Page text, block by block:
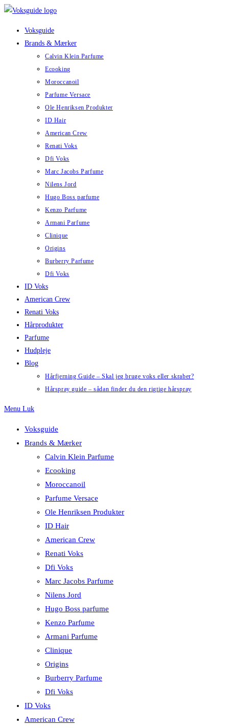
Skip
Voksguide
Brands & Mærker
Calvin Klein Parfume
Ecooking
Moroccanoil
Parfume Versace
Ole Henriksen Produkter
ID Hair
American Crew
Renati Voks
Dfi Voks
Marc Jacobs Parfume
Nilens Jord
Hugo Boss parfume
Kenzo Parfume
Armani Parfume
Clinique
Origins
Burberry Parfume
Dfi Voks
ID Voks
American Crew
Renati Voks
Hårprodukter
Parfume
Hudpleje
Blog
Hårfjerning Guide – Skal jeg bruge voks eller skraber?
Hårspray guide – sådan finder du den rigtige hårspray
Menu Luk
Voksguide
Brands & Mærker
Calvin Klein Parfume
Ecooking
Moroccanoil
Parfume Versace
Ole Henriksen Produkter
ID Hair
American Crew
Renati Voks
Dfi Voks
Marc Jacobs Parfume
Nilens Jord
Hugo Boss parfume
Kenzo Parfume
Armani Parfume
Clinique
Origins
Burberry Parfume
Dfi Voks
ID Voks
American Crew